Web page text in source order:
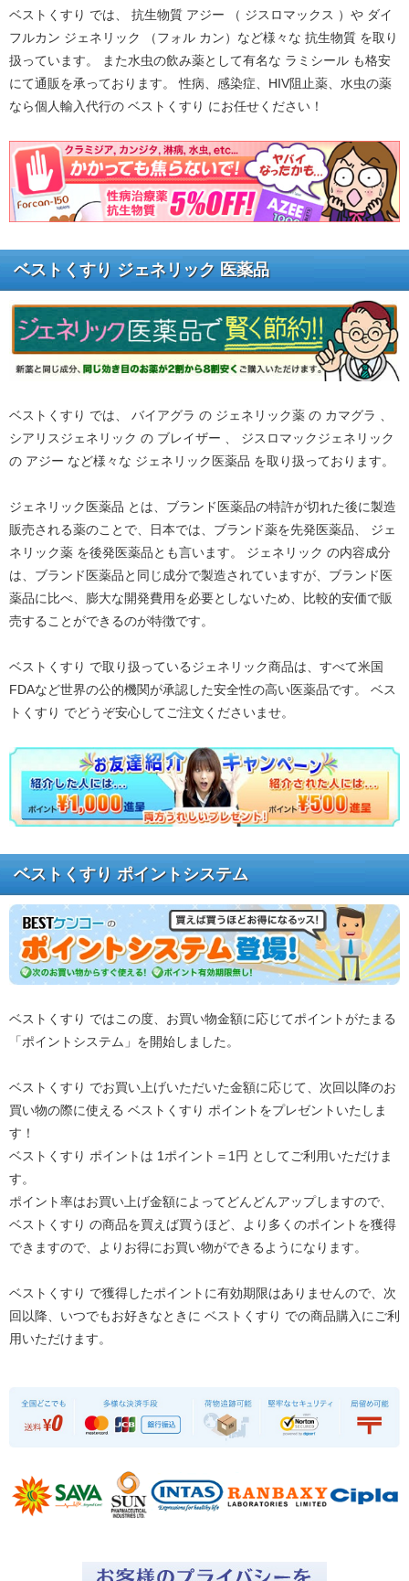
ベストくすり では、 抗生物質 アジー （ ジスロマックス ）や ダイ
フルカン ジェネリック （フォル カン）など様々な 抗生物質 を取り
扱っています。 また水虫の飲み薬として有名な ラミシール も格安
にて通販を承っております。 性病、感染症、HIV阻止薬、水虫の薬
なら個人輸入代行の ベストくすり にお任せください！
ベストくすり ジェネリック 医薬品
ベストくすり では、 バイアグラ の ジェネリック薬 の カマグラ 、
シアリスジェネリック の ブレイザー 、 ジスロマックジェネリック
の アジー など様々な ジェネリック医薬品 を取り扱っております。
ジェネリック医薬品 とは、ブランド医薬品の特許が切れた後に製造
販売される薬のことで、日本では、ブランド薬を先発医薬品、 ジェ
ネリック薬 を後発医薬品とも言います。 ジェネリック の内容成分
は、ブランド医薬品と同じ成分で製造されていますが、ブランド医
薬品に比べ、膨大な開発費用を必要としないため、比較的安価で販
売することができるのが特徴です。
ベストくすり で取り扱っているジェネリック商品は、すべて米国
FDAなど世界の公的機関が承認した安全性の高い医薬品です。 ベス
トくすり でどうぞ安心してご注文くださいませ。
ベストくすり ポイントシステム
ベストくすり ではこの度、お買い物金額に応じてポイントがたまる
「ポイントシステム」を開始しました。
ベストくすり でお買い上げいただいた金額に応じて、次回以降のお
買い物の際に使える ベストくすり ポイントをプレゼントいたしま
す！
ベストくすり ポイントは 1ポイント＝1円 としてご利用いただけま
す。
ポイント率はお買い上げ金額によってどんどんアップしますので、
ベストくすり の商品を買えば買うほど、より多くのポイントを獲得
できますので、よりお得にお買い物ができるようになります。
ベストくすり で獲得したポイントに有効期限はありませんので、次
回以降、いつでもお好きなときに ベストくすり での商品購入にご利
用いただけます。